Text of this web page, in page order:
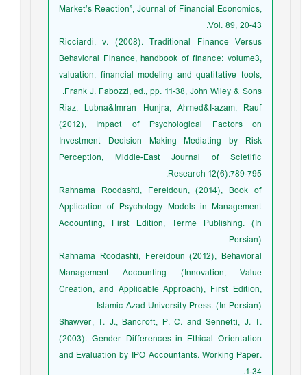
Market’s Reaction”, Journal of Financial Economics,
Vol. 89, 20-43.
Ricciardi, v. (2008). Traditional Finance Versus
Behavioral Finance, handbook of finance: volume3,
valuation, financial modeling and quatitative tools,
Frank J. Fabozzi, ed., pp. 11-38, John Wiley & Sons.
Riaz, Lubna&Imran Hunjra, Ahmed&I-azam, Rauf
(2012), Impact of Psychological Factors on
Investment Decision Making Mediating by Risk
Perception, Middle-East Journal of Scietific
Research 12(6):789-795.
Rahnama Roodashti, Fereidoun, (2014), Book of
Application of Psychology Models in Management
Accounting, First Edition, Terme Publishing. (In
Persian)
Rahnama Roodashti, Fereidoun (2012), Behavioral
Management Accounting (Innovation, Value
Creation, and Applicable Approach), First Edition,
Islamic Azad University Press. (In Persian)
Shawver, T. J., Bancroft, P. C. and Sennetti, J. T.
(2003). Gender Differences in Ethical Orientation
and Evaluation by IPO Accountants. Working Paper.